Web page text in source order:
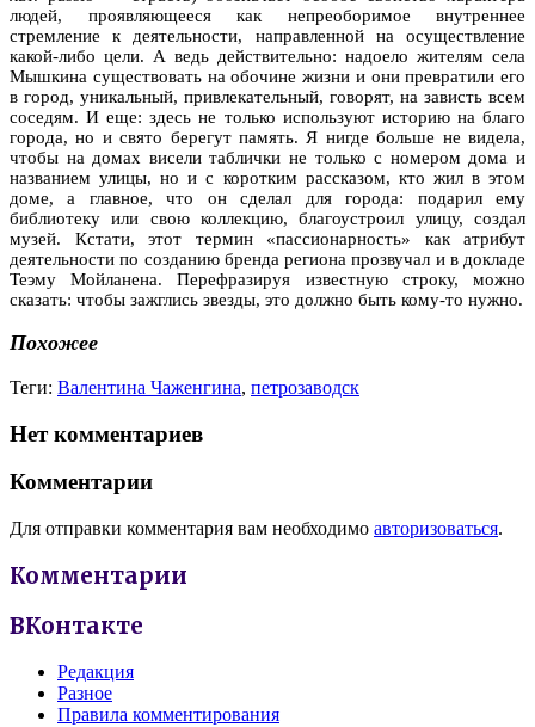
людей, проявляющееся как непреоборимое внутреннее
стремление к деятельности, направленной на осуществление
какой-либо цели. А ведь действительно: надоело жителям села
Мышкина существовать на обочине жизни и они превратили его
в город, уникальный, привлекательный, говорят, на зависть всем
соседям. И еще: здесь не только используют историю на благо
города, но и свято берегут память. Я нигде больше не видела,
чтобы на домах висели таблички не только с номером дома и
названием улицы, но и с коротким рассказом, кто жил в этом
доме, а главное, что он сделал для города: подарил ему
библиотеку или свою коллекцию, благоустроил улицу, создал
музей. Кстати, этот термин «пассионарность» как атрибут
деятельности по созданию бренда региона прозвучал и в докладе
Теэму Мойланена. Перефразируя известную строку, можно
сказать: чтобы зажглись звезды, это должно быть кому-то нужно.
Похожее
Теги: Валентина Чаженгина, петрозаводск
Нет комментариев
Комментарии
Для отправки комментария вам необходимо авторизоваться.
Комментарии
ВКонтакте
Редакция
Разное
Правила комментирования